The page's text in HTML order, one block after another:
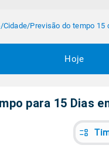
/Cidade/Previsão do tempo 15
Hoje
para 15 Dias